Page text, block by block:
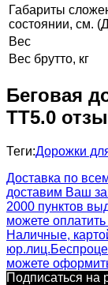
Габариты
состоянии, см.
Вес
Вес брутто, кг
Беговая
TT5.0
Теги:Дорожки
Доставка по
доставим Ваш
2000 пунктов
можете
Наличные,
юр.лиц.
можете
Подписаться на